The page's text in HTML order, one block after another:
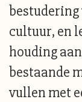
bestudering
cultuur, en
houding
bestaande
vullen met